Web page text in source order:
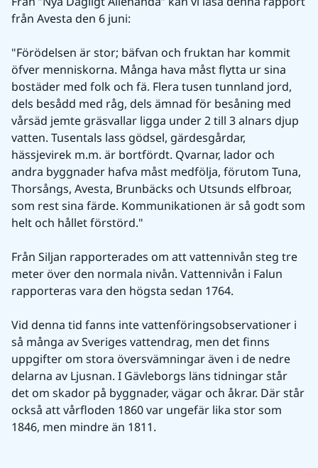
från Avesta den 6 juni:
"Förödelsen är stor; bäfvan och fruktan har kommit
öfver menniskorna. Många hava måst flytta ur sina
bostäder med folk och fä. Flera tusen tunnland jord,
dels besådd med råg, dels ämnad för besåning med
vårsäd jemte gräsvallar ligga under 2 till 3 alnars djup
vatten. Tusentals lass gödsel, gärdesgårdar,
hässjevirek m.m. är bortfördt. Qvarnar, lador och
andra byggnader hafva måst medfölja, förutom Tuna,
Thorsångs, Avesta, Brunbäcks och Utsunds elfbroar,
som rest sina färde. Kommunikationen är så godt som
helt och hållet förstörd."
Från Siljan rapporterades om att vattennivån steg tre
meter över den normala nivån. Vattennivån i Falun
rapporteras vara den högsta sedan 1764.
Vid denna tid fanns inte vattenföringsobservationer i
så många av Sveriges vattendrag, men det finns
uppgifter om stora översvämningar även i de nedre
delarna av Ljusnan. I Gävleborgs läns tidningar står
det om skador på byggnader, vägar och åkrar. Där står
också att vårfloden 1860 var ungefär lika stor som
1846, men mindre än 1811.